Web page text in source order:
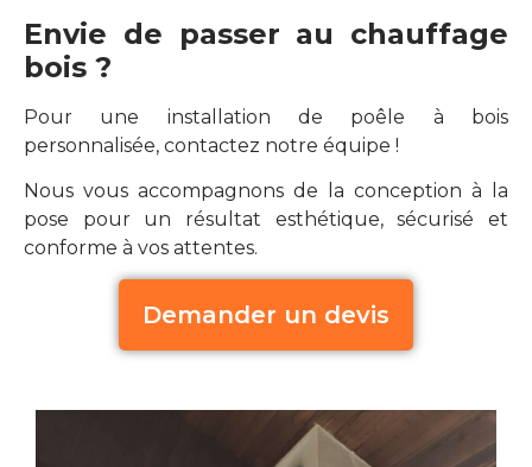
Envie de passer au chauffage
bois ?
Pour une installation de poêle à bois
personnalisée, contactez notre équipe !
Nous vous accompagnons de la conception à la
pose pour un résultat esthétique, sécurisé et
conforme à vos attentes.
Demander un devis